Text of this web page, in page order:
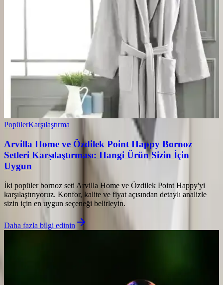
PopülerKarşılaştırma
Arvilla Home ve Özdilek Point Happy Bornoz
Setleri Karşılaştırması: Hangi Ürün Sizin İçin
Uygun
İki popüler bornoz seti Arvilla Home ve Özdilek Point Happy'yi
karşılaştırıyoruz. Konfor, kalite ve fiyat açısından detaylı analizle
sizin için en uygun seçeneği belirleyin.
Daha fazla bilgi edinin